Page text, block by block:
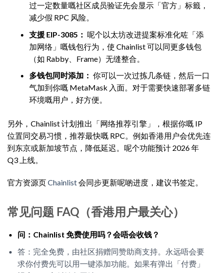
过一定数量嘅社区成员验证先会显示「官方」标籤，
减少假 RPC 风险。
支援 EIP-3085： 呢个以太坊改进提案标准化咗「添
加网络」嘅钱包行为，使 Chainlist 可以同更多钱包
（如 Rabby、Frame）无缝整合。
多钱包同时添加： 你可以一次过拣几条链，然后一口
气加到你嘅 MetaMask 入面。对于需要快速部署多链
环境嘅用户，好方便。
另外，Chainlist 计划推出「网络推荐引擎」，根据你嘅 IP
位置同交易习惯，推荐最快嘅 RPC。例如香港用户会优先连
到东京或新加坡节点，降低延迟。呢个功能预计 2026 年
Q3 上线。
官方资源页Chainlist会同步更新呢啲进度，建议书签定。
常见问题 FAQ（香港用户最关心）
问：Chainlist 免费使用吗？会唔会收钱？
答：完全免费，由社区捐赠同赞助商支持。永远唔会要
求你付费先可以用一键添加功能。如果有弹出「付费」